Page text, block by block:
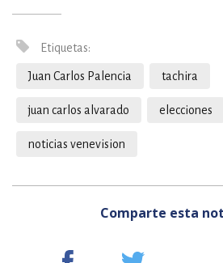
Etiquetas:
Juan Carlos Palencia tachira
juan carlos alvarado elecciones
noticias venevision
Comparte esta